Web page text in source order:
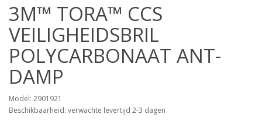
3M™ TORA™ CCS
VEILIGHEIDSBRIL
POLYCARBONAAT ANT-
DAMP
Model: 2901921
Beschikbaarheid: verwachte levertijd 2-3 dagen